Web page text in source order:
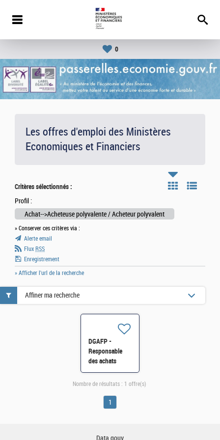
0
Les offres d'emploi des Ministères
Economiques et Financiers
Critères sélectionnés :
Profil :
Achat-->Acheteuse polyvalente / Acheteur polyvalent
» Conserver ces critères via :
Alerte email
Flux RSS
Enregistrement
» Afficher l'url de la recherche
DGAFP -
Responsable
des achats
(DRESS) H/F
Affiner ma recherche
Nombre de résultats : 1 offre(s)
1